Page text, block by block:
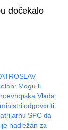
dočekalo
Mogu li
Vlada
odgovoriti
SPC da
nadležan za